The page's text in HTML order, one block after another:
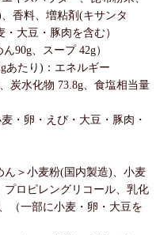
香料、増粘剤(キサンタ
大豆・豚肉を含む）
90g、スープ 42g）
あたり)：エネルギー
炭水化物 73.8g、食塩相当量
・卵・えび・大豆・豚肉・
ん＞小麦粉(国内製造)、小麦
ロピレングリコール、乳化
（一部に小麦・卵・大豆を